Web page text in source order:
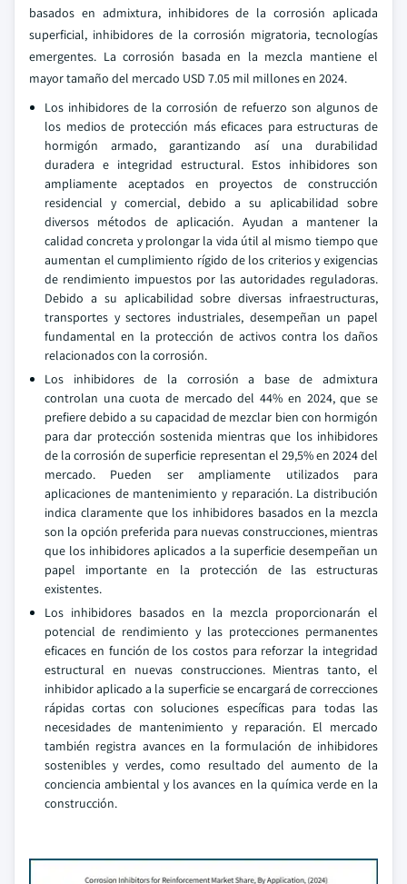
basados en admixtura, inhibidores de la corrosión aplicada
superficial, inhibidores de la corrosión migratoria, tecnologías
emergentes. La corrosión basada en la mezcla mantiene el
mayor tamaño del mercado USD 7.05 mil millones en 2024.
Los inhibidores de la corrosión de refuerzo son algunos de
los medios de protección más eficaces para estructuras de
hormigón armado, garantizando así una durabilidad
duradera e integridad estructural. Estos inhibidores son
ampliamente aceptados en proyectos de construcción
residencial y comercial, debido a su aplicabilidad sobre
diversos métodos de aplicación. Ayudan a mantener la
calidad concreta y prolongar la vida útil al mismo tiempo que
aumentan el cumplimiento rígido de los criterios y exigencias
de rendimiento impuestos por las autoridades reguladoras.
Debido a su aplicabilidad sobre diversas infraestructuras,
transportes y sectores industriales, desempeñan un papel
fundamental en la protección de activos contra los daños
relacionados con la corrosión.
Los inhibidores de la corrosión a base de admixtura
controlan una cuota de mercado del 44% en 2024, que se
prefiere debido a su capacidad de mezclar bien con hormigón
para dar protección sostenida mientras que los inhibidores
de la corrosión de superficie representan el 29,5% en 2024 del
mercado. Pueden ser ampliamente utilizados para
aplicaciones de mantenimiento y reparación. La distribución
indica claramente que los inhibidores basados en la mezcla
son la opción preferida para nuevas construcciones, mientras
que los inhibidores aplicados a la superficie desempeñan un
papel importante en la protección de las estructuras
existentes.
Los inhibidores basados en la mezcla proporcionarán el
potencial de rendimiento y las protecciones permanentes
eficaces en función de los costos para reforzar la integridad
estructural en nuevas construcciones. Mientras tanto, el
inhibidor aplicado a la superficie se encargará de correcciones
rápidas cortas con soluciones específicas para todas las
necesidades de mantenimiento y reparación. El mercado
también registra avances en la formulación de inhibidores
sostenibles y verdes, como resultado del aumento de la
conciencia ambiental y los avances en la química verde en la
construcción.